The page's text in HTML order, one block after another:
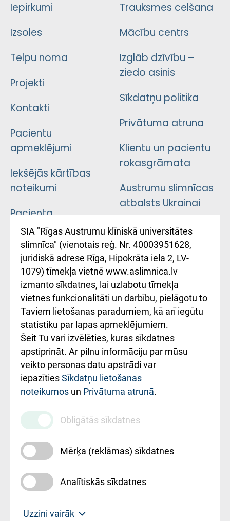
Iepirkumi
Izsoles
Telpu noma
Projekti
Kontakti
Pacientu
apmeklējumi
Iekšējās kārtības
noteikumi
Pacienta
atsauksmju/sūdzību
iesniegšanas
kārtība
Kā pie mums nokļūt
Rēķinu apmaksas
ceļvedis
Rekvizīti un
ārstniecības
iestādes kods
010000234
Maksas
pakalpojumu
cenrādis
Trauksmes celšana
Mācību centrs
Izglāb dzīvību –
ziedo asinis
Sīkdatņu politika
Privātuma atruna
Klientu un pacientu
rokasgrāmata
Austrumu slimnīcas
atbalsts Ukrainai
Підтримка Східної
лікарні та співпраця з
Україною
SIA "Rīgas Austrumu klīniskā universitātes
slimnīca" (vienotais reģ. Nr. 40003951628,
juridiskā adrese Rīga, Hipokrāta iela 2, LV-
1079) tīmekļa vietnē www.aslimnica.lv
izmanto sīkdatnes, lai uzlabotu tīmekļa
vietnes funkcionalitāti un darbību, pielāgotu to
Taviem lietošanas paradumiem, kā arī iegūtu
statistiku par lapas apmeklējumiem.
Šeit Tu vari izvēlēties, kuras sīkdatnes
apstiprināt. Ar pilnu informāciju par mūsu
veikto personas datu apstrādi var
iepazītiesSīkdatņu lietošanas
noteikumos un Privātuma atrunā.
Obligātās sīkdatnes
Mērķa (reklāmas) sīkdatnes
Analītiskās sīkdatnes
Uzzini vairāk